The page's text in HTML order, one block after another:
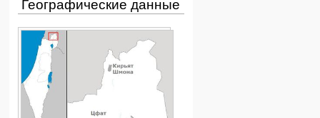
Географические данные